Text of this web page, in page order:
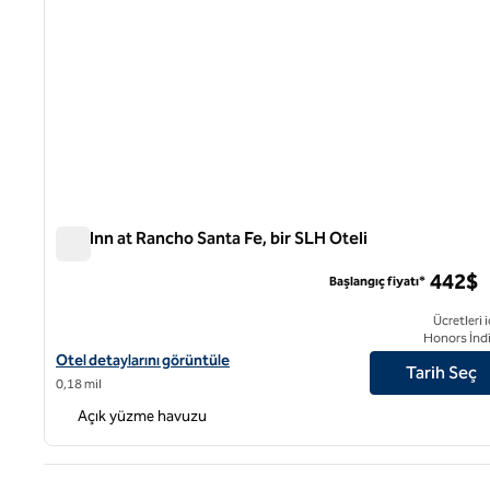
The Inn at Rancho Santa Fe, bir SLH Oteli
Bir SLH Oteli olan The Inn at Rancho Santa Fe için otel detaylarını
Otel detaylarını görüntüle
0,18 mil
Başlangıç fiyatı* 442$
Ücretleri
Honors
Tarih Seç
Açık yüzme havuzu